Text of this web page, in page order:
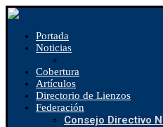
Portada
Noticias
Cobertura
Artículos
Directorio de Lienzos
Federación
Consejo Directivo